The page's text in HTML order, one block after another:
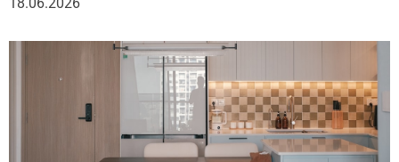
18.06.2026